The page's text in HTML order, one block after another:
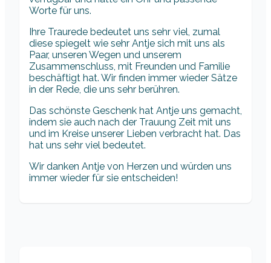
Worte für uns.
Ihre Traurede bedeutet uns sehr viel, zumal
diese spiegelt wie sehr Antje sich mit uns als
Paar, unseren Wegen und unserem
Zusammenschluss, mit Freunden und Familie
beschäftigt hat. Wir finden immer wieder Sätze
in der Rede, die uns sehr berühren.
Das schönste Geschenk hat Antje uns gemacht,
indem sie auch nach der Trauung Zeit mit uns
und im Kreise unserer Lieben verbracht hat. Das
hat uns sehr viel bedeutet.
Wir danken Antje von Herzen und würden uns
immer wieder für sie entscheiden!